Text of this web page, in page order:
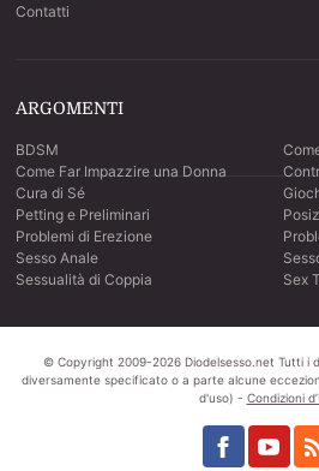
Contatti
ARGOMENTI
BDSM
Come Far Impazzire una Donna
Cura di Sé
Petting e Preliminari
Problemi di Erezione
Sesso Anale
Sessualità di Coppia
Sex
© Copyright 2009-2026 Diodelsesso.net Tutti i
diversamente specificato o a parte alcune
d'uso) - Condizioni